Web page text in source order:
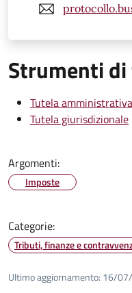
Strumenti
Tutela amministrativa
Tutela giurisdizionale
Argomenti:
Imposte
Categorie:
Tributi, finanze e
Ultimo aggiornamento: 16/